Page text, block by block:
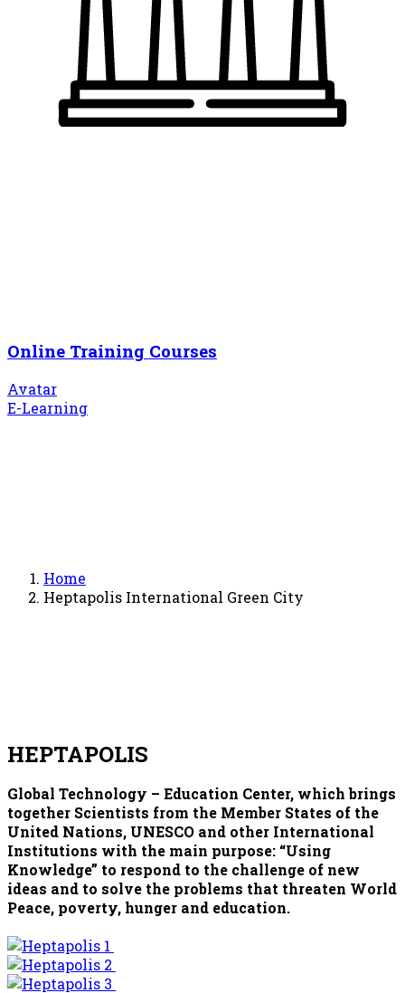
Online Training Courses
Avatar
E-Learning
Home
Heptapolis International Green City
HEPTAPOLIS
Global Technology – Education Center, which brings
together Scientists from the Member States of the
United Nations, UNESCO and other International
Institutions with the main purpose: “Using
Knowledge” to respond to the challenge of new
ideas and to solve the problems that threaten World
Peace, poverty, hunger and education.